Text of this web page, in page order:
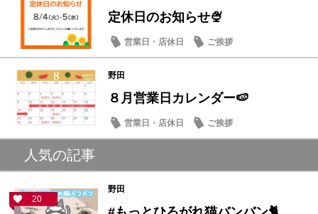
定休日のお知らせ🍨
営業日・店休日 ご挨拶
野田
８月営業日カレンダー🍉
営業日・店休日 ご挨拶
人気の記事
20
野田